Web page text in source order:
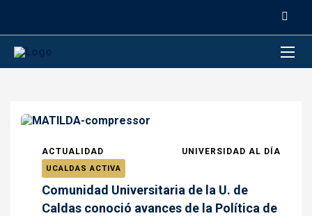
ACTUALIDAD UNIVERSIDAD AL DÍA
UCALDAS ACTIVA
Comunidad Universitaria de la U. de
Caldas conoció avances de la Política de